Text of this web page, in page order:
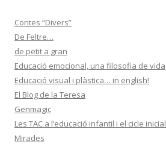
Contes “Divers”
De Feltre…
de petit a gran
Educació emocional, una filosofia de vida
Educació visual i plàstica… in english!
El Blog de la Teresa
Genmagic
Les TAC a l’educació infantil i el cicle inicial
Mirades